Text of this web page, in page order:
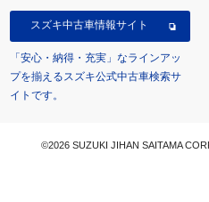
スズキ中古車情報サイト
「安心・納得・充実」なラインアッ
プを揃えるスズキ公式中古車検索サ
イトです。
©2026 SUZUKI JIHAN SAITAMA